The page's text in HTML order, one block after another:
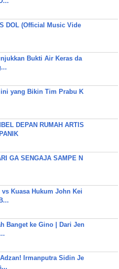
DOL (Official Music Vide
Bukti Air Keras da
yang Bikin Tim Prabu K
DEPAN RUMAH ARTIS
GA SENGAJA SAMPE N
Kuasa Hukum John Kei
Banget ke Gino | Dari Jen
Irmanputra Sidin Je